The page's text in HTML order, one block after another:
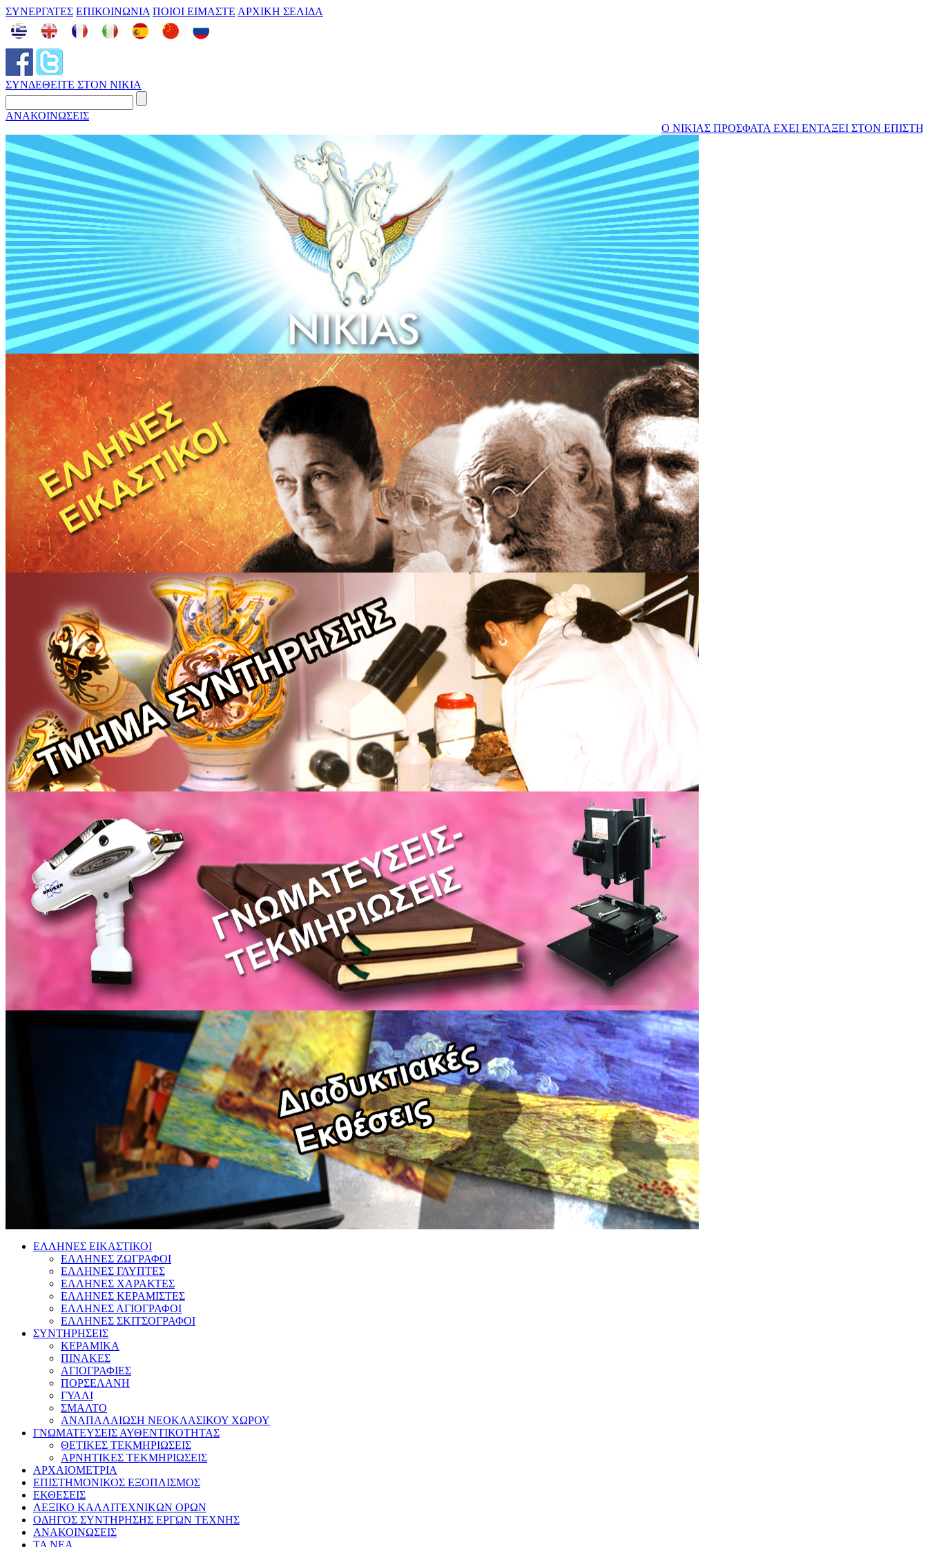
ΣΥΝΕΡΓΑΤΕΣ ΕΠΙΚΟΙΝΩΝΙΑ ΠΟΙΟΙ ΕΙΜΑΣΤΕ ΑΡΧΙΚΗ ΣΕΛΙΔΑ
ΣΥΝΔΕΘΕΙΤΕ ΣΤΟΝ ΝΙΚΙΑ
ΑΝΑΚΟΙΝΩΣΕΙΣ
Ο ΝΙΚΙΑΣ ΠΡΟΣΦΑΤΑ ΕΧΕΙ ΕΝΤΑΞΕΙ ΣΤΟΝ ΕΠΙΣΤΗΜΟΝΙΚΟ
ΕΛΛΗΝΕΣ ΕΙΚΑΣΤΙΚΟΙ
ΕΛΛΗΝΕΣ ΖΩΓΡΑΦΟΙ
ΕΛΛΗΝΕΣ ΓΛΥΠΤΕΣ
ΕΛΛΗΝΕΣ ΧΑΡΑΚΤΕΣ
ΕΛΛΗΝΕΣ ΚΕΡΑΜΙΣΤΕΣ
ΕΛΛΗΝΕΣ ΑΓΙΟΓΡΑΦΟΙ
ΕΛΛΗΝΕΣ ΣΚΙΤΣΟΓΡΑΦΟΙ
ΣΥΝΤΗΡΗΣΕΙΣ
ΚΕΡΑΜΙΚΑ
ΠΙΝΑΚΕΣ
ΑΓΙΟΓΡΑΦΙΕΣ
ΠΟΡΣΕΛΑΝΗ
ΓΥΑΛΙ
ΣΜΑΛΤΟ
ΑΝΑΠΑΛΑΙΩΣΗ ΝΕΟΚΛΑΣΙΚΟΥ ΧΩΡΟΥ
ΓΝΩΜΑΤΕΥΣΕΙΣ ΑΥΘΕΝΤΙΚΟΤΗΤΑΣ
ΘΕΤΙΚΕΣ ΤΕΚΜΗΡΙΩΣΕΙΣ
ΑΡΝΗΤΙΚΕΣ ΤΕΚΜΗΡΙΩΣΕΙΣ
ΑΡΧΑΙΟΜΕΤΡΙΑ
ΕΠΙΣΤΗΜΟΝΙΚΟΣ ΕΞΟΠΛΙΣΜΟΣ
ΕΚΘΕΣΕΙΣ
ΛΕΞΙΚΟ ΚΑΛΛΙΤΕΧΝΙΚΩΝ ΟΡΩΝ
ΟΔΗΓΟΣ ΣΥΝΤΗΡΗΣΗΣ ΕΡΓΩΝ ΤΕΧΝΗΣ
ΑΝΑΚΟΙΝΩΣΕΙΣ
ΤΑ ΝEΑ